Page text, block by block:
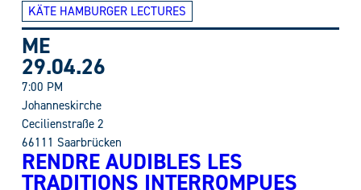
KÄTE HAMBURGER LECTURES
ME
29.04.26
7:00 PM
Johanneskirche
Cecilienstraße 2
66111 Saarbrücken
RENDRE AUDIBLES LES
TRADITIONS INTERROMPUES